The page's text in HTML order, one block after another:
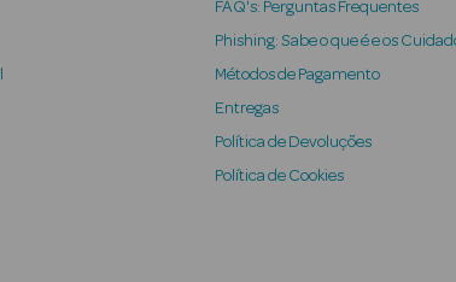
FAQ's: Perguntas Frequentes
Phishing: Sabe o que é e os
Métodos de Pagamento
Entregas
Política de Devoluções
Política de Cookies